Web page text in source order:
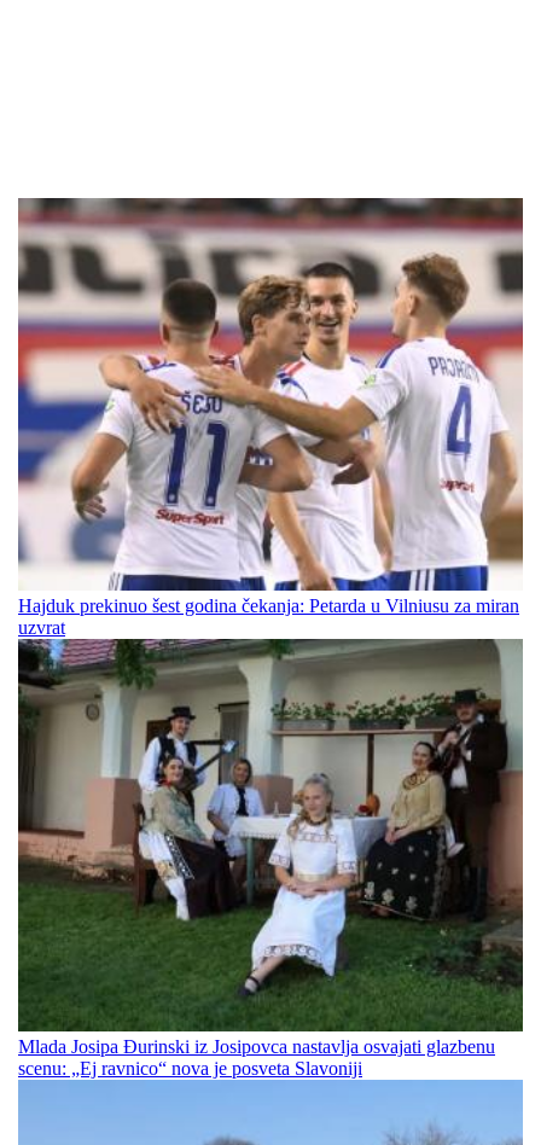
Hajduk prekinuo šest godina čekanja: Petarda u Vilniusu za miran
uzvrat
Mlada Josipa Đurinski iz Josipovca nastavlja osvajati glazbenu
scenu: „Ej ravnico“ nova je posveta Slavoniji